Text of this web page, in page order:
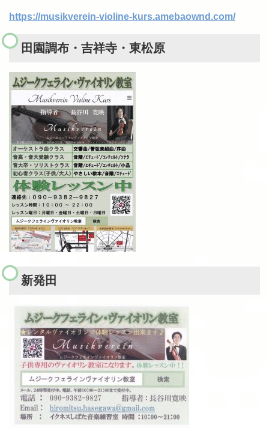
https://musikverein-violine-kurs.amebaownd.com/
田園調布・吉祥寺・東松原
新発田